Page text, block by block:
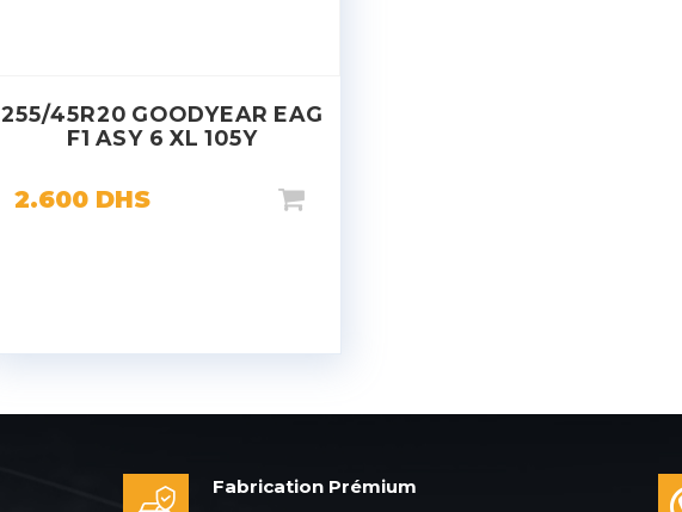
255/45R20 GOODYEAR EAG
F1 ASY 6 XL 105Y
2.600 DHS
Fabrication Prémium